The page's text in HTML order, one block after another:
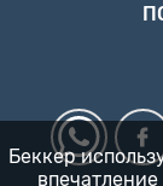
Беккер